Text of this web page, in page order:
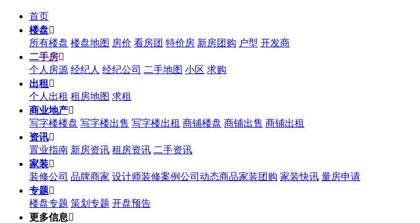
首页
楼盘
所有楼盘 楼盘地图 房价 看房团 特价房 新房团购 户型 开发商
二手房
个人房源 经纪人 经纪公司 二手地图 小区 求购
出租 
个人出租 租房地图 求租
商业地产
写字楼楼盘 写字楼出售 写字楼出租 商铺楼盘 商铺出售 商铺出租
资讯
置业指南 新房资讯 租房资讯 二手资讯
家装
装修公司 品牌商家 设计师装修案例公司动态商品家装团购 家装快讯 量房申请
专题
楼盘专题 策划专题 开盘预告
更多信息